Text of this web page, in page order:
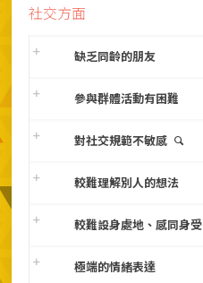
社交方面
缺乏同齡的朋友
參與群體活動有困難
對社交規範不敏感
較難理解別人的想法
較難設身處地、感同身受
極端的情緒表達